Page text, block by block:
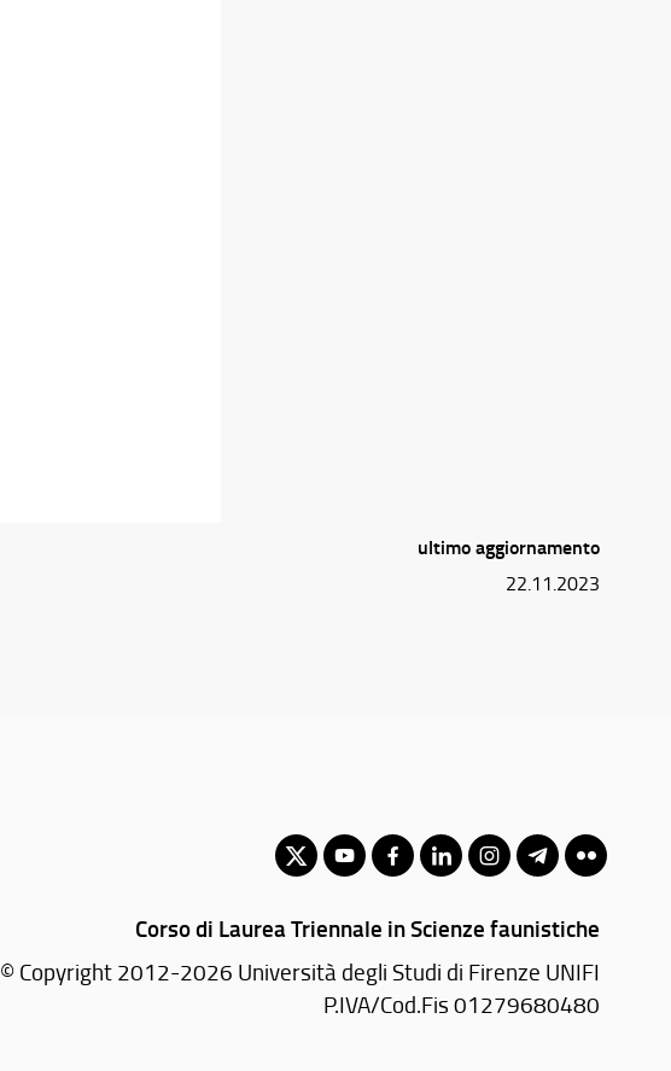
ultimo aggiornamento
22.11.2023
Corso di Laurea Triennale in Scienze faunistiche
© Copyright 2012-2026 Università degli Studi di Firenze UNIFI
P.IVA/Cod.Fis 01279680480